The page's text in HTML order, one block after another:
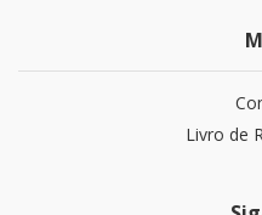
Livro de